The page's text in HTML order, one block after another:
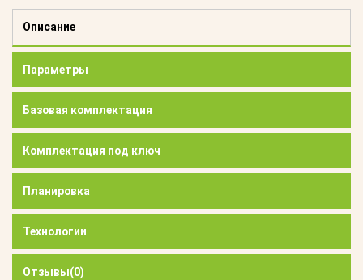
Описание
Параметры
Базовая комплектация
Комплектация под ключ
Планировка
Технологии
Отзывы(0)